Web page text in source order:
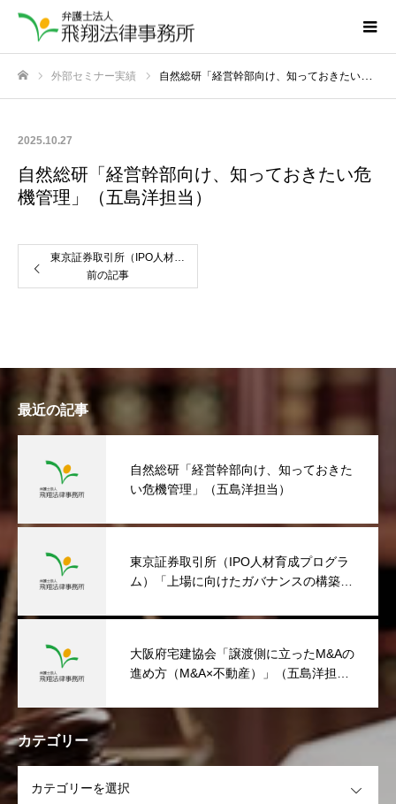
外部セミナー実績 自然総研「経営幹部向け、知っておきたい危機管理」（五島洋担当）
2025.10.27
自然総研「経営幹部向け、知っておきたい危
機管理」（五島洋担当）
東京証券取引所（IPO人材育成プログラム）「上場に向けたガバナンスの構築」（五島洋担当）
前の記事
最近の記事
自然総研「経営幹部向け、知っておきた
い危機管理」（五島洋担当）
東京証券取引所（IPO人材育成プログラ
ム）「上場に向けたガバナンスの構築」
大阪府宅建協会「譲渡側に立ったM&Aの
進め方（M&A×不動産）」（五島洋担
カテゴリー